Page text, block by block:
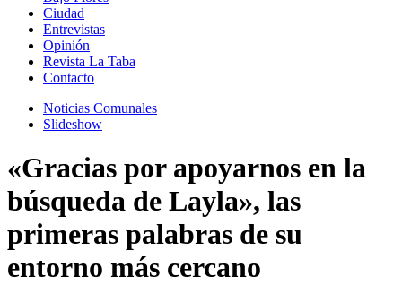
Ciudad
Entrevistas
Opinión
Revista La Taba
Contacto
Noticias Comunales
Slideshow
«Gracias por apoyarnos en la
búsqueda de Layla», las
primeras palabras de su
entorno más cercano